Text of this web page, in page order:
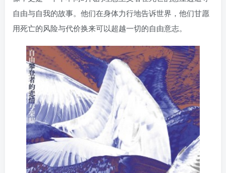
自由与自我的故事。他们在身体力行地告诉世界，他们甘愿
用死亡的风险与代价换来可以超越一切的自由意志。
社交账号登录